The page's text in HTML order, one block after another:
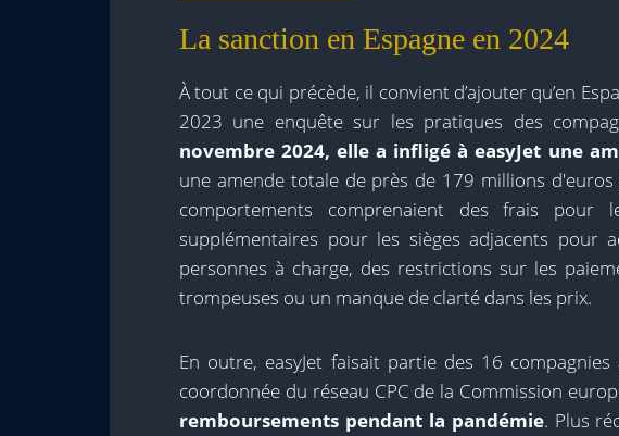
La sanction en Espagne en 2024
À tout ce qui précède, il convient d’ajouter qu’en
2023 une enquête sur les pratiques des
novembre 2024, elle a infligé à easyJet une
une amende totale de près de 179 millions d'euros
comportements comprenaient des frais pour
supplémentaires pour les sièges adjacents pour
personnes à charge, des restrictions sur les
trompeuses ou un manque de clarté dans les prix.
En outre, easyJet faisait partie des 16
coordonnée du réseau CPC de la Commission
remboursements pendant la pandémie. Plus